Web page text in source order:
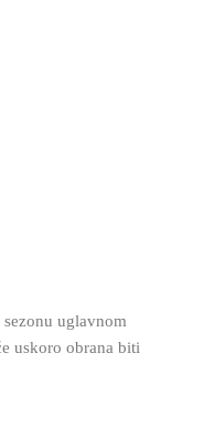
uglavnom
uskoro obrana biti